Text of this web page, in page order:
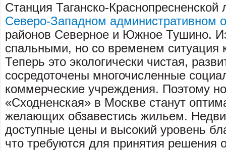
Станция Таганско-
Северо-Западном административном
районов Северное и Южное Тушино.
спальными, но со временем ситуация
Теперь это экологически чистая,
сосредоточены многочисленные
коммерческие учреждения. Поэтому
«Сходненская» в Москве станут
желающих обзавестись жильем.
доступные цены и высокий уровень
что требуются для принятия решения